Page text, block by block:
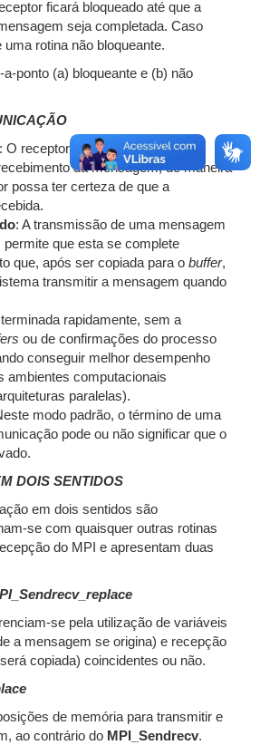
ficará bloqueado até que a
seja completada. Caso
rotina não bloqueante.
ponto (a) bloqueante e (b) não
: O receptor deve enviar uma
da mensagem, de maneira
possa ter certeza de que a
: A transmissão de uma mensagem
permite que esta se complete
que, após ser copiada para obuffer,
transmitir a mensagem quando
rapidamente, sem a
ou de confirmações do processo
conseguir melhor desempenho
ambientes computacionais
paralelas).
modo padrão, o término de uma
pode ou não significar que o
DOIS SENTIDOS
em dois sentidos são
se com quaisquer outras rotinas
do MPI e apresentam duas
se pela utilização de variáveis
a mensagem se origina) e recepção
copiada) coincidentes ou não.
de memória para transmitir e
ao contrário do MPI_Sendrecv.